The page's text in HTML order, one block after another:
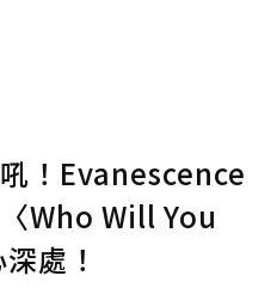
！Evanescence
Who Will You
處！